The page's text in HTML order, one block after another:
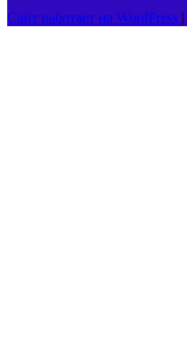
Сайт работает на WordPress |